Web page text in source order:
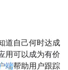
道自己何时达成
用可以成为有价
端帮助用户跟踪